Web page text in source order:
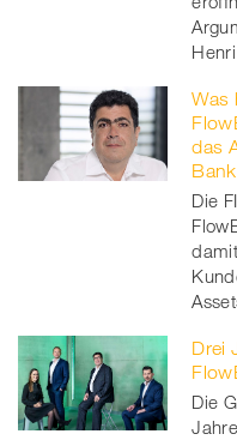
Was
das
Die
Drei
Die